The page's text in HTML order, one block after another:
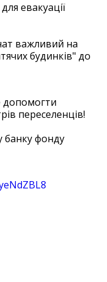
евакуації
важливий на
будинків" до
переселенців!
банку фонду